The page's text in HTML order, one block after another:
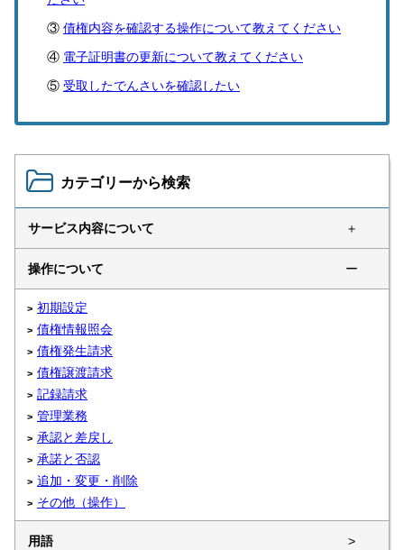
債権内容を確認する操作について教えてください
電子証明書の更新について教えてください
受取したでんさいを確認したい
カテゴリーから検索
サービス内容について ＋
操作について ー
初期設定
債権情報照会
債権発生請求
債権譲渡請求
記録請求
管理業務
承認と差戻し
承諾と否認
追加・変更・削除
その他（操作）
用語 >